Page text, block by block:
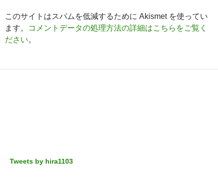
このサイトはスパムを低減するために Akismet を使ってい
ます。
コメントデータの処理方法の詳細はこちらをご覧く
ださい。
Tweets by hira1103